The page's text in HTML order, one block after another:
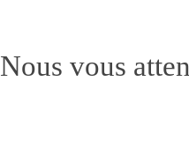
Nous vous